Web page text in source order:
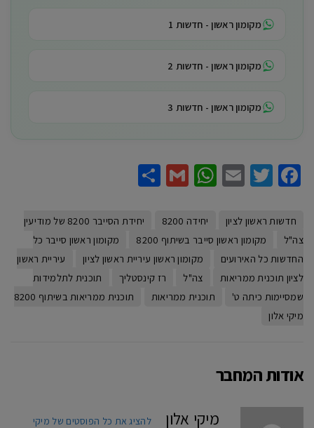
מקומון ראשון - חדשות 1
מקומון ראשון - חדשות 2
מקומון ראשון - חדשות 3
Facebook
Twitter
Email
WhatsApp
Gmail
חדשות ראשון לציון יחידה 8200
יחידת הסייבר 8200 של מודיעין
צה"ל
מקומון ראשון סייבר בשיתוף 8200
מקומון ראשון סייבר כל
החדשות כל האירועים
מקומון ראשון עיריית ראשון לציון
עיריית ראשון
לציון תוכנית ממריאות
צה"ל רז קינסטליך
תוכנית לתלמידות
שמסיימות כיתה ט'
תוכנית ממריאות
תוכנית ממריאות בשיתוף 8200
מיקי אלון
אודות המחבר
מיקי אלון
להציג את כל הפוסטים של מיקי